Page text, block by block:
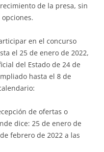
de la presa, sin
en el concurso
el 25 de enero de 2022,
del Estado de 24 de
hasta el 8 de
de ofertas o
dice: 25 de enero de
febrero de 2022 a las